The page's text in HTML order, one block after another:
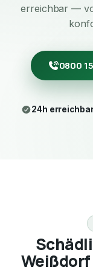
erreichbar —
0800
24h